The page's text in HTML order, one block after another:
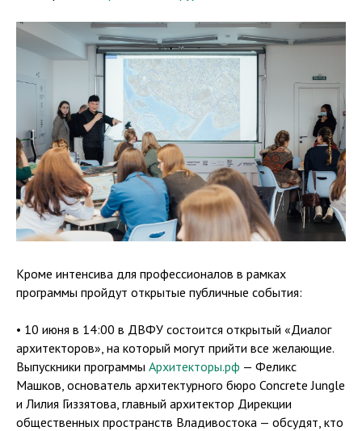
Кроме интенсива для профессионалов в рамках
программы пройдут открытые публичные события:
• 10 июня в 14:00 в ДВФУ состоится открытый «Диалог
архитекторов», на который могут прийти все желающие.
Выпускники программы Архитекторы.рф — Феликс
Машков, основатель архитектурного бюро Concrete Jungle
и Лилия Гиззятова, главный архитектор Дирекции
общественных пространств Владивостока — обсудят, кто